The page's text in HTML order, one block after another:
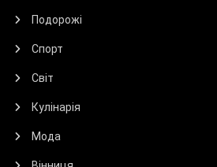
Подорожі
Спорт
Світ
Кулінарія
Мода